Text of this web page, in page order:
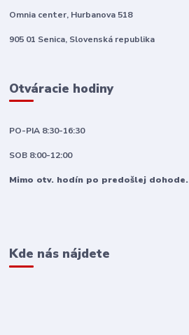
Omnia center, Hurbanova 518
905 01 Senica, Slovenská republika
Otváracie hodiny
PO-PIA 8:30-16:30
SOB 8:00-12:00
Mimo otv. hodín po predošlej dohode.
Kde nás nájdete